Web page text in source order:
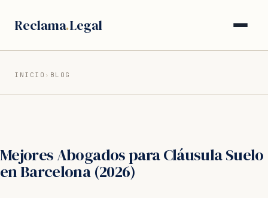
Reclama.Legal
INICIO › BLOG
Mejores Abogados para Cláusula Suelo
en Barcelona (2026)